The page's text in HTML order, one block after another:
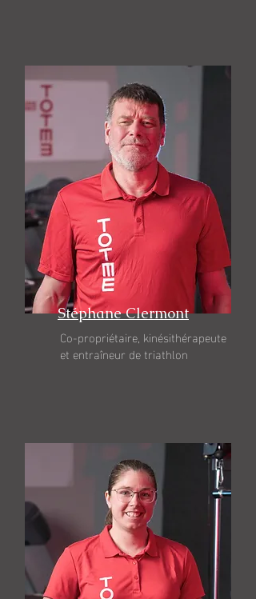
Stéphane Clermont
Co-propriétaire, kinésithérapeute
et entraîneur de triathlon